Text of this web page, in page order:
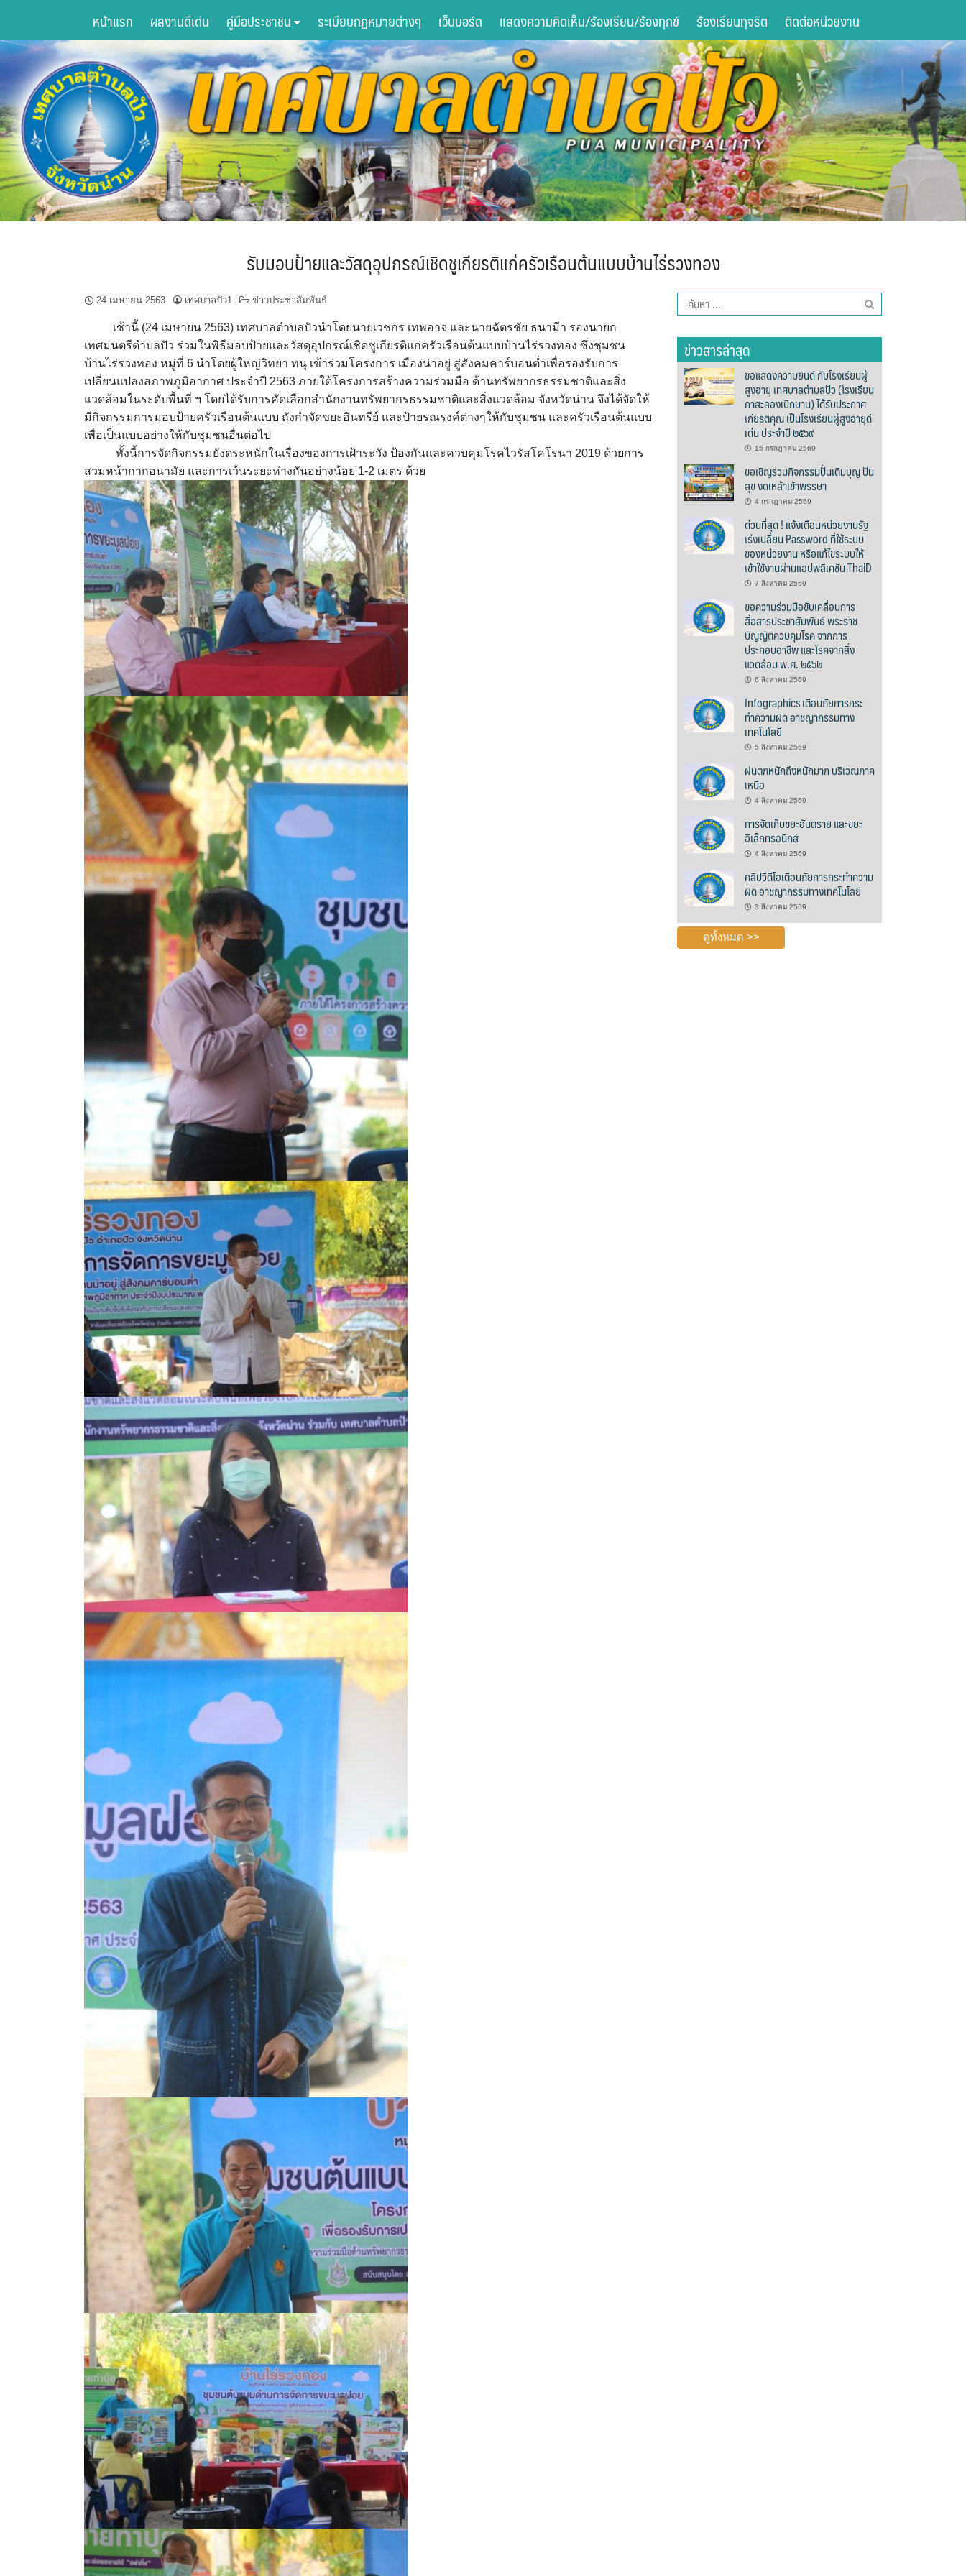
content
หน้าแรก ผลงานดีเด่น คู่มือประชาชน ระเบียบกฏหมายต่างๆ เว็บบอร์ด แสดงความคิดเห็น/ร้องเรียน/ร้องทุกข์ ร้องเรียนทุจริต ติดต่อหน่วยงาน
รับมอบป้ายและวัสดุอุปกรณ์เชิดชูเกียรติแก่ครัวเรือนต้นแบบบ้านไร่รวงทอง
24 เมษายน 2563 เทศบาลปัว1 ข่าวประชาสัมพันธ์
เช้านี้ (24 เมษายน 2563) เทศบาลตำบลปัวนำโดยนายเวชกร เทพอาจ และนายฉัตรชัย ธนามีา รองนายก
เทศมนตรีตำบลปัว ร่วมในพิธีมอบป้ายและวัสดุอุปกรณ์เชิดชูเกียรติแก่ครัวเรือนต้นแบบบ้านไร่รวงทอง ซึ่งชุมชน
บ้านไร่รวงทอง หมู่ที่ 6 นำโดยผู้ใหญ่วิทยา ทนุ เข้าร่วมโครงการ เมืองน่าอยู่ สู่สังคมคาร์บอนต่ำเพื่อรองรับการ
เปลี่ยนแปลงสภาพภูมิอากาศ ประจำปี 2563 ภายใต้โครงการสร้างความร่วมมือ ด้านทรัพยากรธรรมชาติและสิ่ง
แวดล้อมในระดับพื้นที่ ฯ โดยได้รับการคัดเลือกสำนักงานทรัพยากรธรรมชาติและสิ่งแวดล้อม จังหวัดน่าน จึงได้จัดให้
มีกิจกรรมการมอบป้ายครัวเรือนต้นแบบ ถังกำจัดขยะอินทรีย์ และป้ายรณรงค์ต่างๆให้กับชุมชน และครัวเรือนต้นแบบ
เพื่อเป็นแบบอย่างให้กับชุมชนอื่นต่อไป
ทั้งนี้การจัดกิจกรรมยังตระหนักในเรื่องของการเฝ้าระวัง ป้องกันและควบคุมโรคไวรัสโคโรนา 2019 ด้วยการ
สวมหน้ากากอนามัย และการเว้นระยะห่างกันอย่างน้อย 1-2 เมตร ด้วย
ค้นหา
สำหรับ:
ข่าวสารล่าสุด
ขอแสดงความยินดี กับโรงเรียนผู้
สูงอายุ เทศบาลตำบลปัว (โรงเรียน
กาสะลองเบิกบาน) ได้รับประกาศ
เกียรติคุณ เป็นโรงเรียนผู้สูงอายุดี
เด่น ประจำปี ๒๕๖๙
15 กรกฎาคม 2569
ขอเชิญร่วมกิจกรรมปั่นเติมบุญ ปัน
สุข งดเหล้าเข้าพรรษา
4 กรกฎาคม 2569
ด่วนที่สุด ! แจ้งเตือนหน่วยงานรัฐ
เร่งเปลี่ยน Password ที่ใช้ระบบ
ของหน่วยงาน หรือแก้ไขระบบให้
เข้าใช้งานผ่านแอปพลิเคชัน ThaiD
7 สิงหาคม 2569
ขอความร่วมมือขับเคลื่อนการ
สื่อสารประชาสัมพันธ์ พระราช
บัญญัติควบคุมโรค จากการ
ประกอบอาชีพ และโรคจากสิ่ง
แวดล้อม พ.ศ. ๒๕๖๒
6 สิงหาคม 2569
Infographics เตือนภัยการกระ
ทำความผิด อาชญากรรมทาง
เทคโนโลยี
5 สิงหาคม 2569
ฝนตกหนักถึงหนักมาก บริเวณภาค
เหนือ
4 สิงหาคม 2569
การจัดเก็บขยะอันตราย และขยะ
อิเล็กทรอนิกส์
4 สิงหาคม 2569
คลิปวีดีโอเตือนภัยการกระทำความ
ผิด อาชญากรรมทางเทคโนโลยี
3 สิงหาคม 2569
ดูทั้งหมด >>